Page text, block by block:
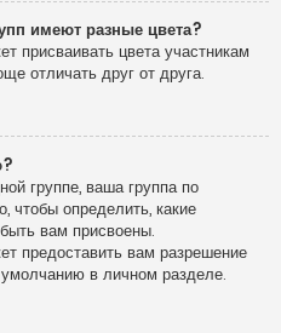
имеют разные цвета?
присваивать цвета участникам
отличать друг от друга.
группе, ваша группа по
чтобы определить, какие
вам присвоены.
предоставить вам разрешение
в личном разделе.